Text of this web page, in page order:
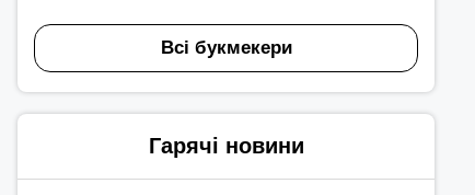
Всі букмекери
Гарячі новини